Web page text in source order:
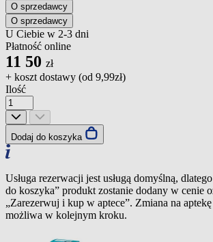
O sprzedawcy
O sprzedawcy
U Ciebie w 2-3 dni
Płatność online
11 50 zł
+ koszt dostawy (od 9,99zł)
Ilość
Dodaj do koszyka
Usługa rezerwacji jest usługą domyślną,
do koszyka” produkt zostanie dodany w cenie
„Zarezerwuj i kup w aptece”. Zmiana na
możliwa w kolejnym kroku.